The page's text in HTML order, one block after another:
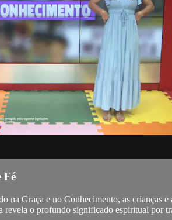
Fé
na Graça e no Conhecimento, as crianças
o profundo significado espiritual por